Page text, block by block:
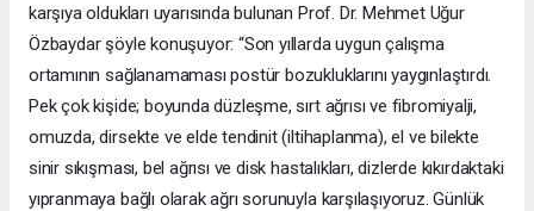
karşıya oldukları uyarısında bulunan Prof. Dr. Mehmet Uğur
Özbaydar şöyle konuşuyor: “Son yıllarda uygun çalışma
ortamının sağlanamaması postür bozukluklarını yaygınlaştırdı.
Pek çok kişide; boyunda düzleşme, sırt ağrısı ve fibromiyalji,
omuzda, dirsekte ve elde tendinit (iltihaplanma), el ve bilekte
sinir sıkışması, bel ağrısı ve disk hastalıkları, dizlerde kıkırdaktaki
yıpranmaya bağlı olarak ağrı sorunuyla karşılaşıyoruz. Günlük